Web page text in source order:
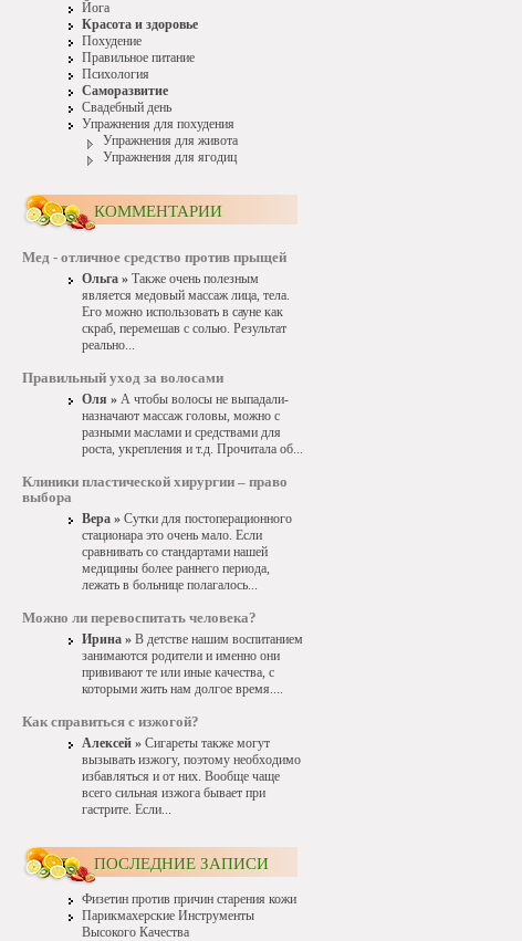
Йога
Красота и здоровье
Похудение
Правильное питание
Психология
Саморазвитие
Свадебный день
Упражнения для похудения
Упражнения для живота
Упражнения для ягодиц
КОММЕНТАРИИ
Мед - отличное средство против прыщей
Ольга » Также очень полезным
является медовый массаж лица, тела.
Его можно использовать в сауне как
скраб, перемешав с солью. Результат
реально...
Правильный уход за волосами
Оля » А чтобы волосы не выпадали-
назначают массаж головы, можно с
разными маслами и средствами для
роста, укрепления и т.д. Прочитала об...
Клиники пластической хирургии – право
выбора
Вера » Сутки для постоперационного
стационара это очень мало. Если
сравнивать со стандартами нашей
медицины более раннего периода,
лежать в больнице полагалось...
Можно ли перевоспитать человека?
Ирина » В детстве нашим воспитанием
занимаются родители и именно они
прививают те или иные качества, с
которыми жить нам долгое время....
Как справиться с изжогой?
Алексей » Сигареты также могут
вызывать изжогу, поэтому необходимо
избавляться и от них. Вообще чаще
всего сильная изжога бывает при
гастрите. Если...
ПОСЛЕДНИЕ ЗАПИСИ
Физетин против причин старения кожи
Парикмахерские Инструменты
Высокого Качества